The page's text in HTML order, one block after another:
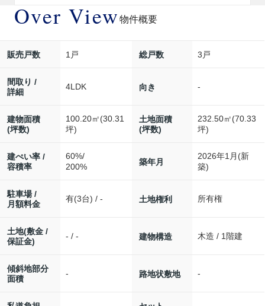
Over View 物件概要
販売戸数 1戸 総戸数 3戸
間取り /
詳細
4LDK 向き -
建物面積
(坪数)
100.20㎡(30.31
坪)
土地面積
(坪数)
232.50㎡(70.33
坪)
建ぺい率 /
容積率
60%/
200%
築年月
2026年1月(新
築)
駐車場 /
月額料金
有(3台) / - 土地権利 所有権
土地(敷金 /
保証金)
- / - 建物構造 木造 / 1階建
傾斜地部分
面積
- 路地状敷地 -